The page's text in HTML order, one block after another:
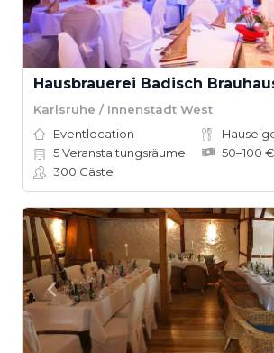
Hausbrauerei Badisch
Karlsruhe / Innenstadt West
Eventlocation
5Veranstaltungsräume
50–100
300 Gäste